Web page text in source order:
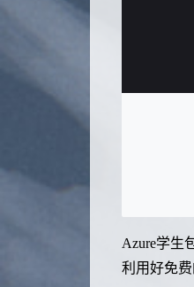
Azure学生
利用好免